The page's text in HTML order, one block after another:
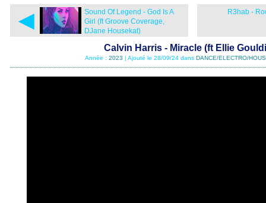
◄
Sound Of Legend - God Is A
Girl (ft Groove Coverage,
DJane Housekat)
R3hab -
Calvin Harris - Miracle (ft Ellie
Année : 2023 | Ajouté le 28/09/24 dans DANCE/ELECTRO/